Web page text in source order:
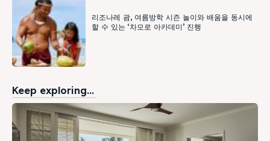
리조나레 괌, 여름방학 시즌 놀이와 배움을 동시에
할 수 있는 ‘차모로 아카데미’ 진행
Keep exploring...